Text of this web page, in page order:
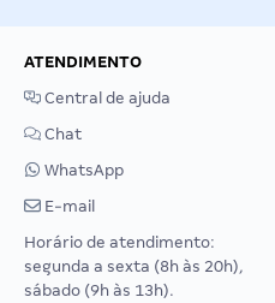
ATENDIMENTO
Central de ajuda
Chat
WhatsApp
E-mail
Horário de atendimento:
segunda a sexta (8h às 20h),
sábado (9h às 13h).